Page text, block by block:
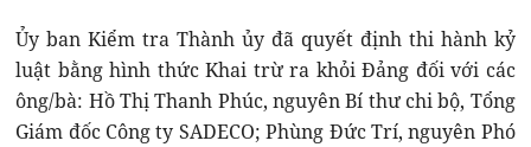
Ủy ban Kiểm tra Thành ủy đã quyết định thi hành kỷ
luật bằng hình thức Khai trừ ra khỏi Đảng đối với các
ông/bà: Hồ Thị Thanh Phúc, nguyên Bí thư chi bộ, Tổng
Giám đốc Công ty SADECO; Phùng Đức Trí, nguyên Phó